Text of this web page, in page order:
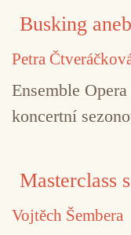
Busking
Petra
Ensemble
koncertní
Masterclass
Vojtěch Šembera